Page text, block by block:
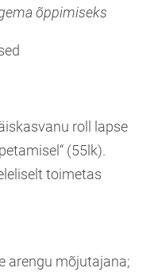
õppimiseks
roll lapse
(55lk).
toimetas
arengu mõjutajana;